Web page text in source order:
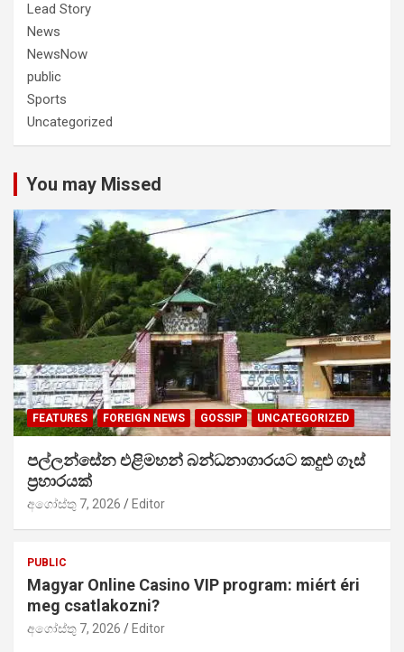
Lead Story
News
NewsNow
public
Sports
Uncategorized
You may Missed
FEATURES FOREIGN NEWS GOSSIP UNCATEGORIZED
පල්ලන්සේන එළිමහන් බන්ධනාගාරයට කදුළු ගෑස්
ප්‍රහාරයක්
අගෝස්තු 7, 2026 Editor
PUBLIC
Magyar Online Casino VIP program: miért éri
meg csatlakozni?
අගෝස්තු 7, 2026 Editor